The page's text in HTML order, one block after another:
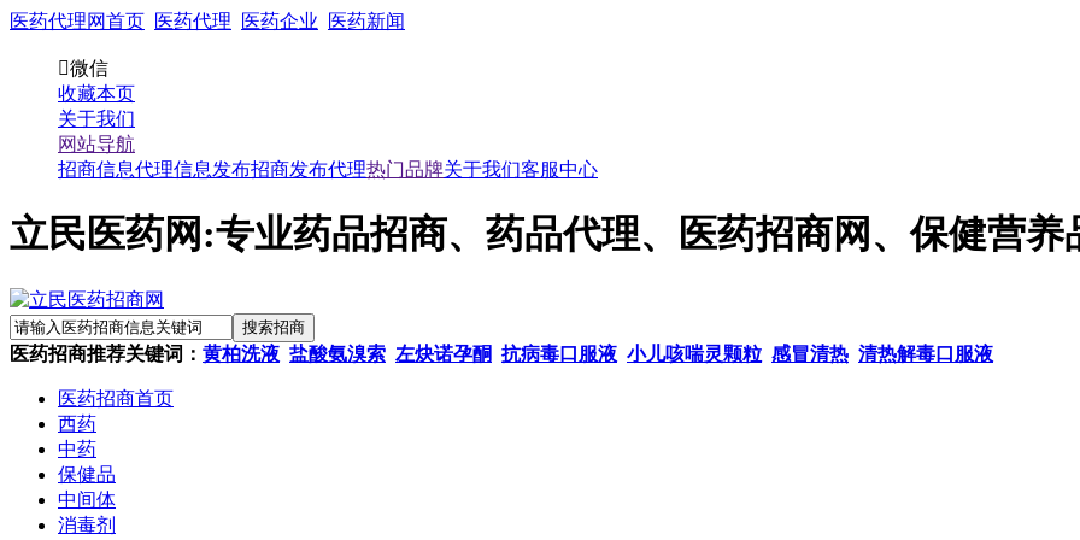
医药代理网首页 医药代理 医药企业 医药新闻
微信
收藏本页
关于我们
网站导航
招商信息代理信息发布招商发布代理热门品牌关于我们客服中心
立民医药网:专业药品招商、药品代理、医药招商网、保健营养
医药招商推荐关键词： 黄柏洗液 盐酸氨溴索 左炔诺孕酮 抗病毒口服液 小儿咳喘灵颗粒 感冒清热 清热解毒口服液
医药招商首页
西药
中药
保健品
中间体
消毒剂